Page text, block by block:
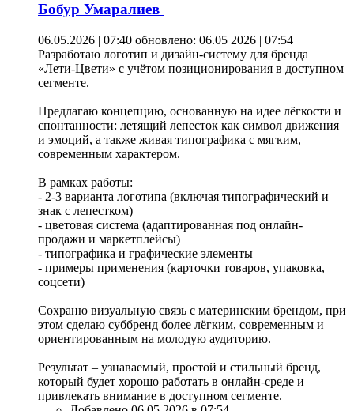
Бобур Умаралиев
06.05.2026 | 07:40 обновлено: 06.05 2026 | 07:54
Разработаю логотип и дизайн-систему для бренда
«Лети-Цвети» с учётом позиционирования в доступном
сегменте.
Предлагаю концепцию, основанную на идее лёгкости и
спонтанности: летящий лепесток как символ движения
и эмоций, а также живая типографика с мягким,
современным характером.
В рамках работы:
- 2-3 варианта логотипа (включая типографический и
знак с лепестком)
- цветовая система (адаптированная под онлайн-
продажи и маркетплейсы)
- типографика и графические элементы
- примеры применения (карточки товаров, упаковка,
соцсети)
Сохраню визуальную связь с материнским брендом, при
этом сделаю суббренд более лёгким, современным и
ориентированным на молодую аудиторию.
Результат – узнаваемый, простой и стильный бренд,
который будет хорошо работать в онлайн-среде и
привлекать внимание в доступном сегменте.